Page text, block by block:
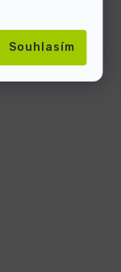
Souhlasím